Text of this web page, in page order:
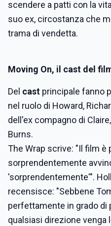
scendere a patti con la
suo ex, circostanza che
trama di vendetta.
Moving On, il cast del
Del cast principale fanno
nel ruolo di Howard,
dell'ex compagno di
Burns.
The Wrap scrive: "Il film
sorprendentemente
'sorprendentemente'".
recensisce: "Sebbene
perfettamente in grado di
qualsiasi direzione venga